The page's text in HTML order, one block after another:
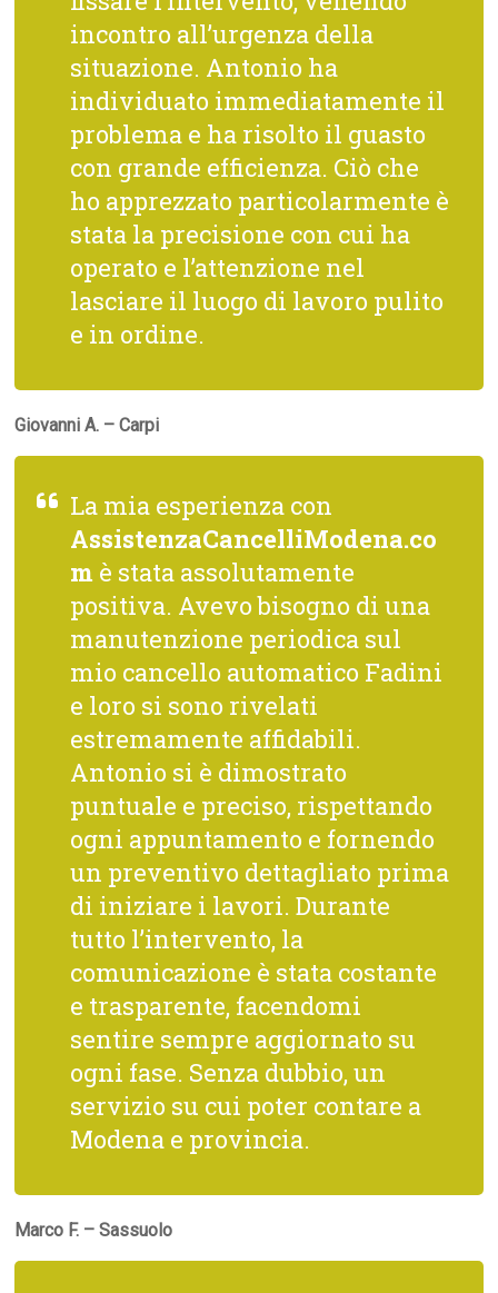
incontro all’urgenza della
situazione. Antonio ha
individuato immediatamente il
problema e ha risolto il guasto
con grande efficienza. Ciò che
ho apprezzato particolarmente è
stata la precisione con cui ha
operato e l’attenzione nel
lasciare il luogo di lavoro pulito
e in ordine.
Giovanni A. – Carpi
La mia esperienza con
AssistenzaCancelliModena.co
m è stata assolutamente
positiva. Avevo bisogno di una
manutenzione periodica sul
mio cancello automatico Fadini
e loro si sono rivelati
estremamente affidabili.
Antonio si è dimostrato
puntuale e preciso, rispettando
ogni appuntamento e fornendo
un preventivo dettagliato prima
di iniziare i lavori. Durante
tutto l’intervento, la
comunicazione è stata costante
e trasparente, facendomi
sentire sempre aggiornato su
ogni fase. Senza dubbio, un
servizio su cui poter contare a
Modena e provincia.
Marco F. – Sassuolo